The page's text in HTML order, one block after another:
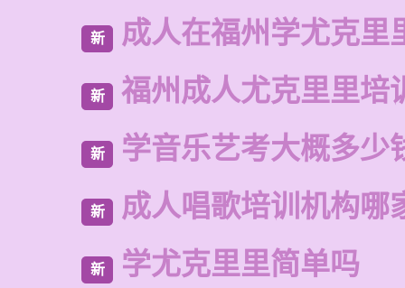
新 成人在福州学尤克里
新 福州成人尤克里里培
新 学音乐艺考大概多少
新 成人唱歌培训机构哪
新 学尤克里里简单吗